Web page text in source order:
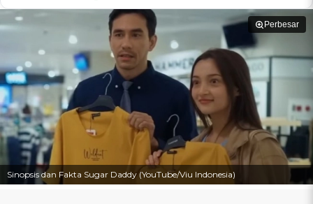
Perbesar
Sinopsis dan Fakta Sugar Daddy (YouTube/Viu Indonesia)